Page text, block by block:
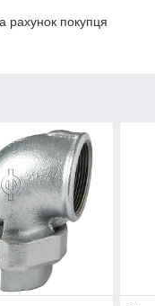
рахунок покупця